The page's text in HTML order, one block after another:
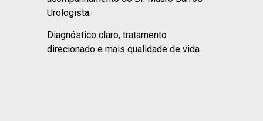
Urologista.
Diagnóstico claro, tratamento
direcionado e mais qualidade de vida.